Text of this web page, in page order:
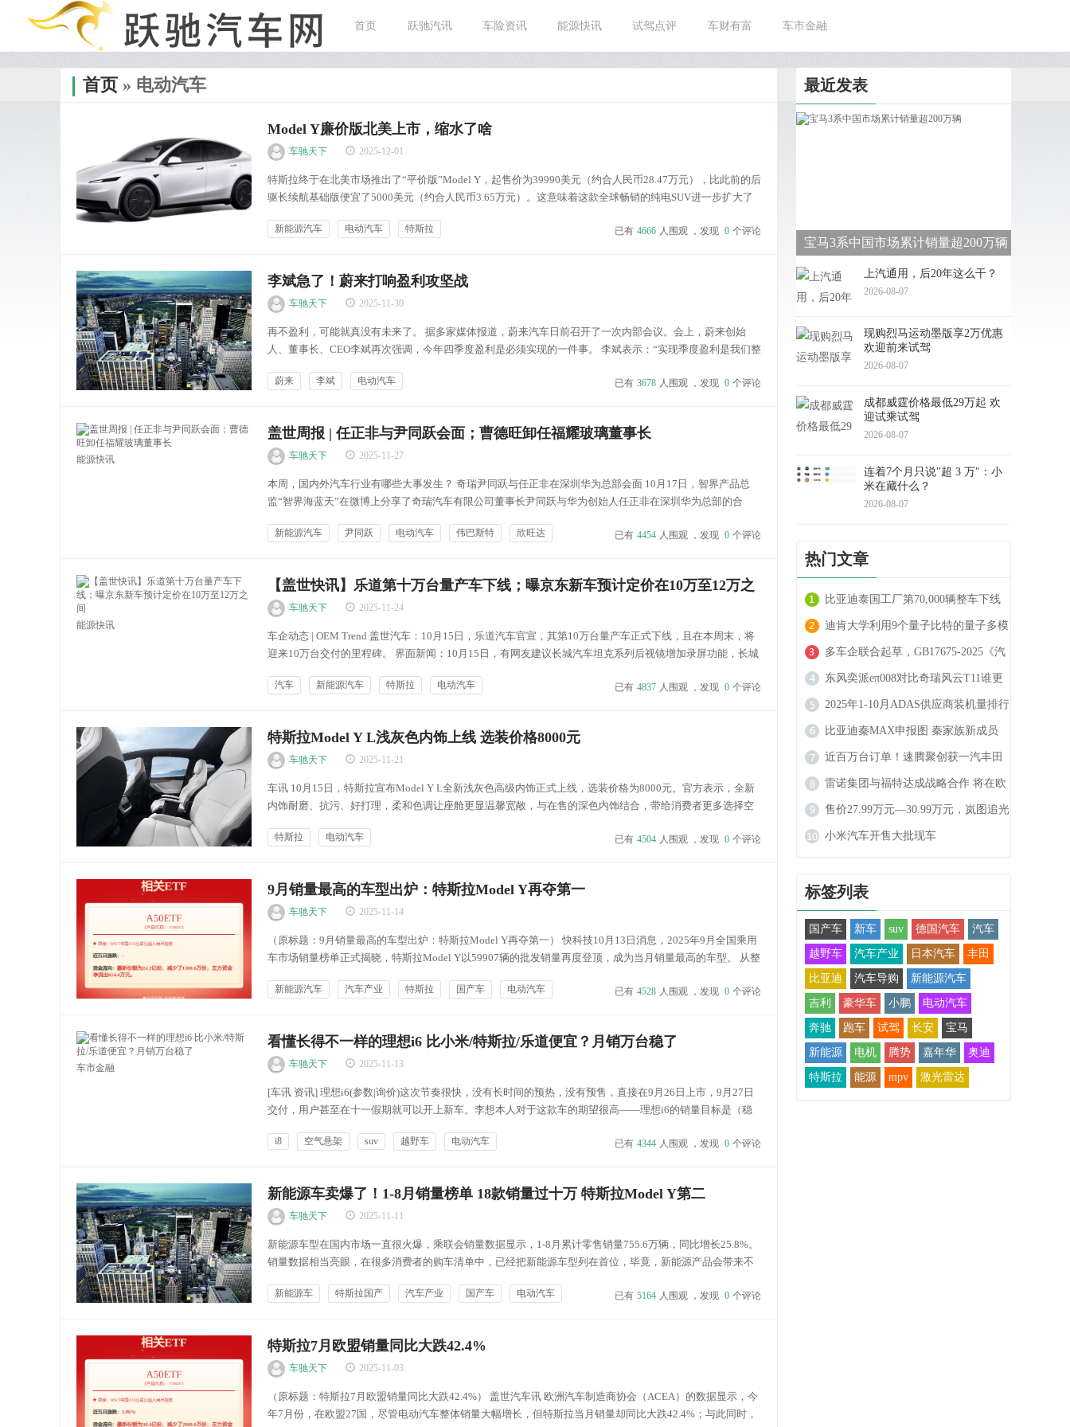
首页 跃驰汽讯 车险资讯 能源快讯 试驾点评 车财有富 车市金融
首页» 电动汽车
Model Y廉价版北美上市，缩水了啥
车驰天下 2025-12-01
特斯拉终于在北美市场推出了“平价版”Model Y，起售价为39990美元（约合人民币28.47万元），比此前的后
驱长续航基础版便宜了5000美元（约合人民币3.65万元）。这意味着这款全球畅销的纯电SUV进一步扩大了
而，为了实现更低的价格，新车在多个方面进行了简...
新能源汽车 电动汽车 特斯拉 已有 4666 人围观 ，发现 0 个评论
李斌急了！蔚来打响盈利攻坚战
车驰天下 2025-11-30
再不盈利，可能就真没有未来了。 据多家媒体报道，蔚来汽车日前召开了一次内部会议。会上，蔚来创始
人、董事长、CEO李斌再次强调，今年四季度盈利是必须实现的一件事。 李斌表示：“实现季度盈利是我们整
看，而是我们整个公司实现长期可持续发展的基石。” 事实上...
蔚来 李斌 电动汽车 已有 3678 人围观 ，发现 0 个评论
能源快讯
盖世周报 | 任正非与尹同跃会面；曹德旺卸任福耀玻璃董事长
车驰天下 2025-11-27
本周，国内外汽车行业有哪些大事发生？ 奇瑞尹同跃与任正非在深圳华为总部会面 10月17日，智界产品总
监“智界海蓝天”在微博上分享了奇瑞汽车有限公司董事长尹同跃与华为创始人任正非在深圳华为总部的合
些，“智界海蓝天”发文“9！”，有媒体称，结合尹同...
新能源汽车 尹同跃 电动汽车 伟巴斯特 欣旺达 已有 4454 人围观 ，发现 0 个评论
能源快讯
【盖世快讯】乐道第十万台量产车下线；曝京东新车预计定价在10万至12万之
间
车驰天下 2025-11-24
车企动态 | OEM Trend 盖世汽车：10月15日，乐道汽车官宣，其第10万台量产车正式下线，且在本周末，将
迎来10万台交付的里程碑。 界面新闻：10月15日，有网友建议长城汽车坦克系列后视镜增加录屏功能，长城
汽车 新能源汽车 特斯拉 电动汽车 已有 4837 人围观 ，发现 0 个评论
特斯拉Model Y L浅灰色内饰上线 选装价格8000元
车驰天下 2025-11-21
车讯 10月15日，特斯拉宣布Model Y L全新浅灰色高级内饰正式上线，选装价格为8000元。官方表示，全新
内饰耐磨、抗污、好打理，柔和色调让座舱更显温馨宽敞，与在售的深色内饰结合，带给消费者更多选择空
节上...
特斯拉 电动汽车 已有 4504 人围观 ，发现 0 个评论
9月销量最高的车型出炉：特斯拉Model Y再夺第一
车驰天下 2025-11-14
（原标题：9月销量最高的车型出炉：特斯拉Model Y再夺第一） 快科技10月13日消息，2025年9月全国乘用
车市场销量榜单正式揭晓，特斯拉Model Y以59907辆的批发销量再度登顶，成为当月销量最高的车型。 从整
Model Y之后的是宏光MINI（...
新能源汽车 汽车产业 特斯拉 国产车 电动汽车 已有 4528 人围观 ，发现 0 个评论
车市金融
看懂长得不一样的理想i6 比小米/特斯拉/乐道便宜？月销万台稳了
车驰天下 2025-11-13
[车讯 资讯] 理想i6(参数|询价)这次节奏很快，没有长时间的预热，没有预售，直接在9月26日上市，9月27日
交付，用户甚至在十一假期就可以开上新车。李想本人对于这款车的期望很高——理想i6的销量目标是（稳
为三种风格，前两种是特斯拉Model...
i8 空气悬架 suv 越野车 电动汽车 已有 4344 人围观 ，发现 0 个评论
新能源车卖爆了！1-8月销量榜单 18款销量过十万 特斯拉Model Y第二
车驰天下 2025-11-11
新能源车型在国内市场一直很火爆，乘联会销量数据显示，1-8月累计零售销量755.6万辆，同比增长25.8%。
销量数据相当亮眼，在很多消费者的购车清单中，已经把新能源车型列在首位，毕竟，新能源产品会带来不
不妨看看销量榜单，鬼哥根据乘联会零售销量数据，整理出1-8...
新能源车 特斯拉国产 汽车产业 国产车 电动汽车 已有 5164 人围观 ，发现 0 个评论
特斯拉7月欧盟销量同比大跌42.4%
车驰天下 2025-11-03
（原标题：特斯拉7月欧盟销量同比大跌42.4%） 盖世汽车讯 欧洲汽车制造商协会（ACEA）的数据显示，今
年7月份，在欧盟27国，尽管电动汽车整体销量大幅增长，但特斯拉当月销量却同比大跌42.4%；与此同时，
最近发表
宝马3系中国市场累计销量超200万辆
上汽通用，后20年这么干？
2026-08-07
现购烈马运动墨版享2万优惠
欢迎前来试驾
2026-08-07
成都威霆价格最低29万起 欢
迎试乘试驾
2026-08-07
连着7个月只说"超 3 万"：小
米在藏什么？
2026-08-07
热门文章
比亚迪泰国工厂第70,000辆整车下线
迪肯大学利用9个量子比特的量子多模
态驾驶预测技术 可实现自动驾驶车辆
的精确轨迹预测
多车企联合起草，GB17675-2025《汽
车转向系 基本要求》国家认证标准发
布
东风奕派eπ008对比奇瑞风云T11谁更
强
2025年1-10月ADAS供应商装机量排行
榜：各赛道分化显著，自主供应商份
额持续攀升
比亚迪秦MAX申报图 秦家族新成员
高功率车型动力更强劲
近百万台订单！速腾聚创获一汽丰田
全新定点
雷诺集团与福特达成战略合作 将在欧
洲市场推出两款电动车型
售价27.99万元—30.99万元，岚图追光
L正式上市
小米汽车开售大批现车
标签列表
国产车 新车 suv 德国汽车 汽车
越野车 汽车产业 日本汽车 丰田
比亚迪 汽车导购 新能源汽车
吉利 豪华车 小鹏 电动汽车
奔驰 跑车 试驾 长安 宝马
新能源 电机 腾势 嘉年华 奥迪
特斯拉 能源 mpv 激光雷达